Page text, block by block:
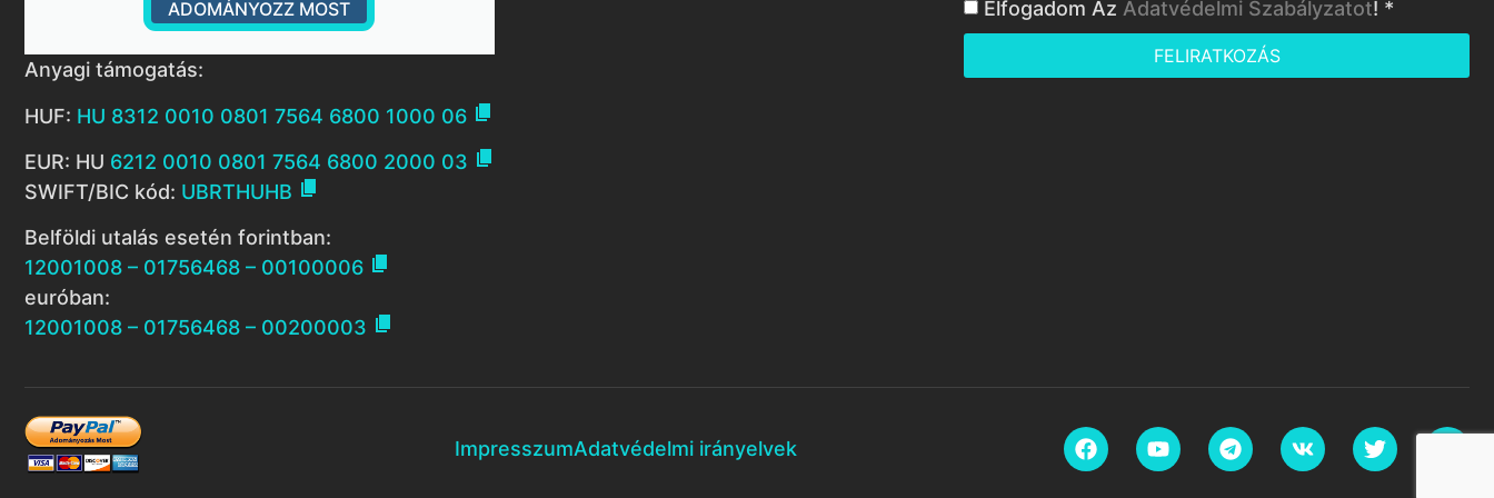
ADOMÁNYOZZ MOST
Anyagi támogatás:
HUF: HU 8312 0010 0801 7564 6800 1000 06 
EUR: HU 6212 0010 0801 7564 6800 2000 03 
SWIFT/BIC kód: UBRTHUHB 
Belföldi utalás esetén forintban:
12001008 – 01756468 – 00100006 
euróban:
12001008 – 01756468 – 00200003 
Elfogadom Az Adatvédelmi Szabályzatot! *
FELIRATKOZÁS
ImpresszumAdatvédelmi irányelvek